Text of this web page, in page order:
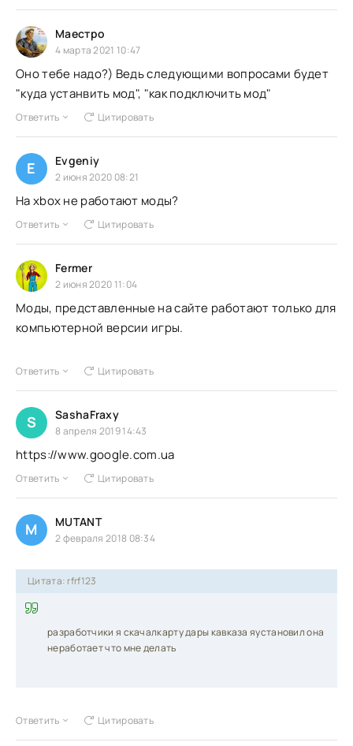
Маестро
4 марта 2021 10:47
Оно тебе надо?) Ведь следующими вопросами будет
"куда устанвить мод", "как подключить мод"
Ответить Цитировать
E Evgeniy
2 июня 2020 08:21
На хbox не работают моды?
Ответить Цитировать
Fermer
2 июня 2020 11:04
Моды, представленные на сайте работают только для
компьютерной версии игры.
Ответить Цитировать
S SashaFraxy
8 апреля 2019 14:43
https://www.google.com.ua
Ответить Цитировать
M MUTANT
2 февраля 2018 08:34
Цитата: rfrf123
разработчики я скачалкарту дары кавказа яустановил она
неработает что мне делать
Ответить Цитировать